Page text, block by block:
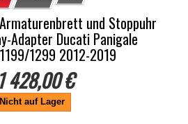
und Stoppuhr
Adapter Ducati Panigale
1299 2012-2019
1 428,00 €
Nicht auf Lager